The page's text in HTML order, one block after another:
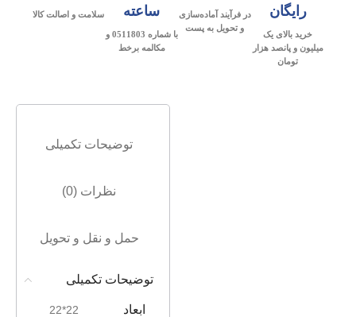
رایگان
خرید بالای یک
میلیون و پانصد هزار
تومان
در فرآیند آماده‌سازی
و تحویل به پست
ساعته
با شماره 0511803 و
مکالمه برخط
سلامت و اصالت کالا
توضیحات تکمیلی
نظرات (0)
حمل و نقل و تحویل
توضیحات تکمیلی
ابعاد 22*22